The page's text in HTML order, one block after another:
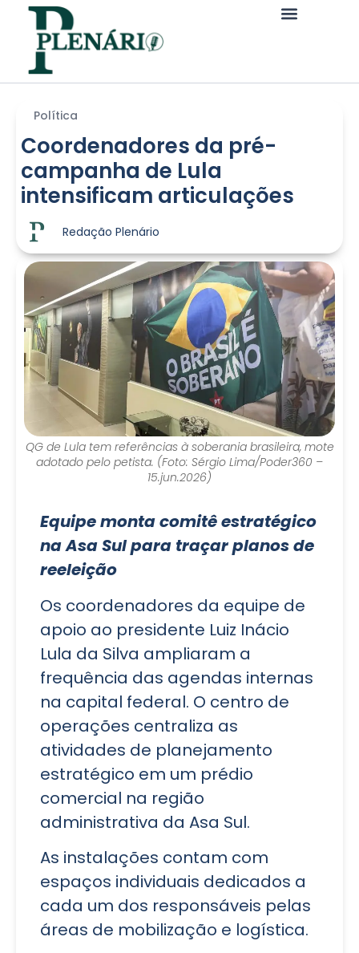
Política
Coordenadores da pré-
campanha de Lula
intensificam articulações
Redação Plenário
QG de Lula tem referências à soberania brasileira, mote
adotado pelo petista. (Foto: Sérgio Lima/Poder360 –
15.jun.2026)
Equipe monta comitê estratégico
na Asa Sul para traçar planos de
reeleição
Os coordenadores da equipe de
apoio ao presidente Luiz Inácio
Lula da Silva ampliaram a
frequência das agendas internas
na capital federal. O centro de
operações centraliza as
atividades de planejamento
estratégico em um prédio
comercial na região
administrativa da Asa Sul.
As instalações contam com
espaços individuais dedicados a
cada um dos responsáveis pelas
áreas de mobilização e logística.